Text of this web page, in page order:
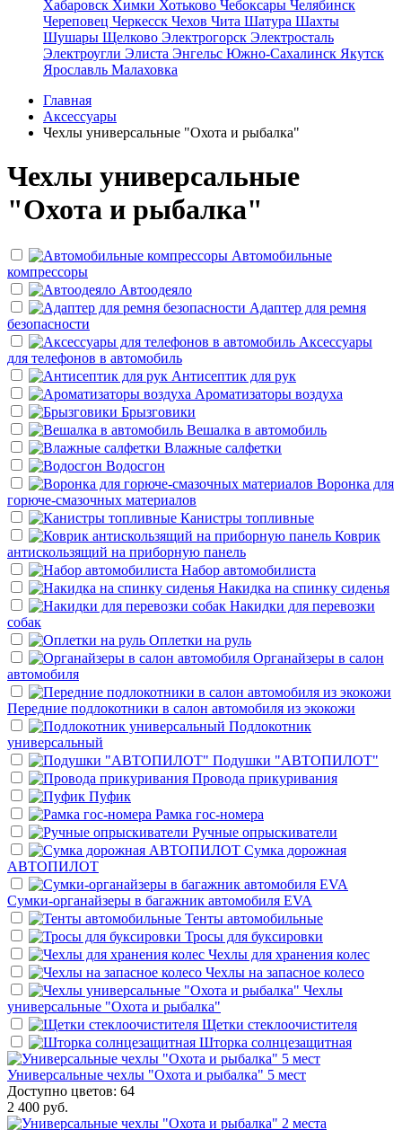
Хабаровск Химки Хотьково Чебоксары Челябинск
Череповец Черкесск Чехов Чита Шатура Шахты
Шушары Щелково Электрогорск Электросталь
Электроугли Элиста Энгельс Южно-Сахалинск Якутск
Ярославль Малаховка
Главная
Аксессуары
Чехлы универсальные "Охота и рыбалка"
Чехлы универсальные
"Охота и рыбалка"
Автомобильные
компрессоры
Автоодеяло
Адаптер для ремня
безопасности
Аксессуары
для телефонов в автомобиль
Антисептик для рук
Ароматизаторы воздуха
Брызговики
Вешалка в автомобиль
Влажные салфетки
Водосгон
Воронка для
горюче-смазочных материалов
Канистры топливные
Коврик
антискользящий на приборную панель
Набор автомобилиста
Накидка на спинку сиденья
Накидки для перевозки
собак
Оплетки на руль
Органайзеры в салон
автомобиля
Передние подлокотники в салон автомобиля из экокожи
Подлокотник
универсальный
Подушки "АВТОПИЛОТ"
Провода прикуривания
Пуфик
Рамка гос-номера
Ручные опрыскиватели
Сумка дорожная
АВТОПИЛОТ
Сумки-органайзеры в багажник автомобиля EVA
Тенты автомобильные
Тросы для буксировки
Чехлы для хранения колес
Чехлы на запасное колесо
Чехлы
универсальные "Охота и рыбалка"
Щетки стеклоочистителя
Шторка солнцезащитная
Универсальные чехлы "Охота и рыбалка" 5 мест
Доступно цветов: 64
2 400 руб.